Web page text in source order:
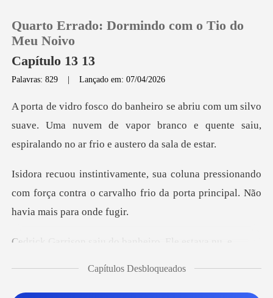
Loja
Sair
Quarto Errado: Dormindo com o Tio do
Meu Noivo
Capítulo 13 13
Palavras: 829 |Lançado em: 07/04/2026
silvo
suave. Uma nuvem de vapor branco e quente sai
ssionando
com força contra o carvalho frio da
saiu do banheiro.
Capítulos Desbloqueados